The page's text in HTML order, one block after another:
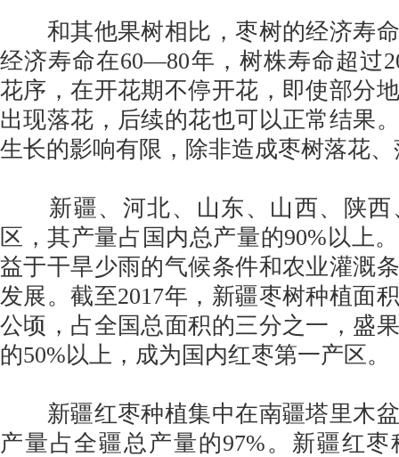
和其他果树相比，枣树的经济寿命
经济寿命在60—80年，树株寿命超过
花序，在开花期不停开花，即使部分
出现落花，后续的花也可以正常结果
生长的影响有限，除非造成枣树落花
新疆、河北、山东、山西、陕西
区，其产量占国内总产量的90%以上
益于干旱少雨的气候条件和农业灌溉
发展。截至2017年，新疆枣树种植面
公顷，占全国总面积的三分之一，盛
的50%以上，成为国内红枣第一产区。
新疆红枣种植集中在南疆塔里木盆
产量占全疆总产量的97%。新疆红